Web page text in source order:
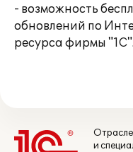
- возможность
обновлений по
ресурса фирмы
и